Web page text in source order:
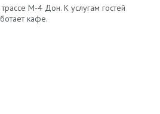
М-4 Дон. К услугам гостей
кафе.